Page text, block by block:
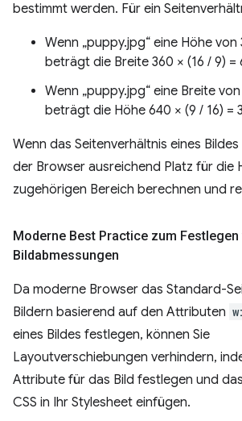
bestimmt werden. Für ein
Wenn „puppy.jpg“ eine Höhe von
beträgt die Breite 360 × (16 / 9) =
Wenn „puppy.jpg“ eine Breite
beträgt die Höhe 640 × (9 / 16) =
Wenn das Seitenverhältnis eines
der Browser ausreichend Platz für die
zugehörigen Bereich berechnen und
Moderne Best Practice zum Festlegen
Bildabmessungen
Da moderne Browser das Standard-
Bildern basierend auf den Attributen
eines Bildes festlegen, können Sie
Layoutverschiebungen verhindern,
Attribute für das Bild festlegen und
CSS in Ihr Stylesheet einfügen.